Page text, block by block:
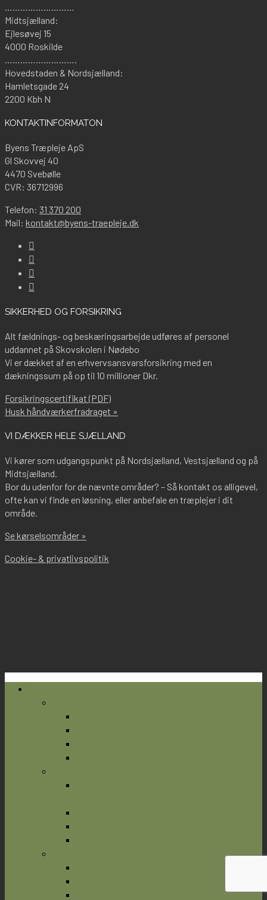
Midtsjælland:
Ejlesøvej 15
4000 Roskilde
Hovedstaden & Nordsjælland:
Hamletsgade 24
2200 Kbh N
KONTAKTINFORMATON
Byens Træpleje ApS
Gl Skovvej 40
4470 Svebølle
CVR: 36712996
Telefon: 31 370 200
Mail: kontakt@byens-traepleje.dk
SIKKERHED OG FORSIKRING
Alt fældnings- og beskæringsarbejde udføres af personel
uddannet på Skovskolen i Nødebo
Vi er dækket af en erhvervsansvarsforsikring med en
dækningssum på op til 10 millioner Dkr.
Forsikringscertifikat (PDF)
Husk håndværkerfradraget »
VI DÆKKER HELE SJÆLLAND
Vi kører som udgangspunkt på Nordsjælland, Vestsjælland og på
Midtsjælland.
Bor du udenfor for de nævnte områder? – Så kontakt os alligevel,
ofte kan vi finde en løsning, eller anbefale en træplejer i dit
område.
Se kørselsområder »
Cookie- & privatlivspolitik